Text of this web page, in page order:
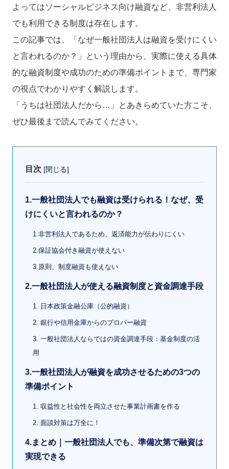
よってはソーシャルビジネス向け融資など、非営利法人
でも利用できる制度は存在します。
この記事では、「なぜ一般社団法人は融資を受けにくい
と言われるのか？」という理由から、実際に使える具体
的な融資制度や成功のための準備ポイントまで、専門家
の視点でわかりやすく解説します。
「うちは社団法人だから…」とあきらめていた方こそ、
ぜひ最後まで読んでみてください。
目次 [閉じる]
1.一般社団法人でも融資は受けられる！なぜ、受
けにくいと言われるのか？
1.非営利法人であるため、返済能力が伝わりにくい
2.保証協会付き融資が使えない
3.原則、制度融資も使えない
2.一般社団法人が使える融資制度と資金調達手段
1. 日本政策金融公庫（公的融資）
2. 銀行や信用金庫からのプロパー融資
3. 一般社団法人ならではの資金調達手段：基金制度の活
用
3.一般社団法人が融資を成功させるための3つの
準備ポイント
1. 収益性と社会性を両立させた事業計画書を作る
2. 面談対策は万全に！
4.まとめ｜一般社団法人でも、準備次第で融資は
実現できる